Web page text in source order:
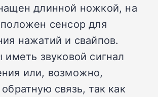
длинной ножкой, на
сенсор для
нажатий и свайпов.
иметь звуковой сигнал
или, возможно,
связь, так как